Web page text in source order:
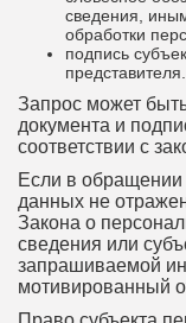
сведения,
обработки
подпись
представителя.
Запрос может
документа и
соответствии с
Если в обращении
данных не
Закона о
сведения или
запрашиваемой
мотивированный